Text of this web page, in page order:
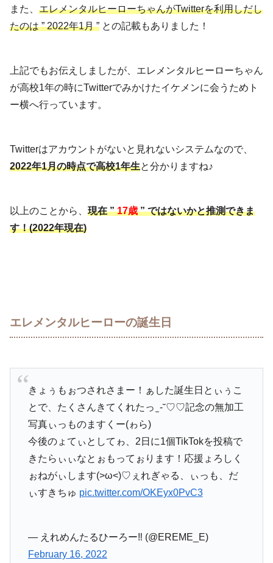
また、 エレメンタルヒーローちゃんがTwitterを利用しだし
たのは ” 2022年1月 ” との記載もありました！
上記でもお伝えしましたが、エレメンタルヒーローちゃん
が高校1年の時にTwitterでみかけたイケメンに会うためト
ー横へ行っています。
Twitterはアカウントがないと見れないシステムなので、
2022年1月の時点で高校1年生と分かりますね♪
以上のことから、 現在 ”17歳” ではないかと推測できま
す！(2022年現在)
エレメンタルヒーローの誕生日
きょぅもぉつされさまー！ぁした誕生日とぃぅこ
とで、たくさんきてくれたっ ̫ -˘♡♡記念の無加工
写真ぃっものますくー(ゎら)
今後のょてぃとしてゎ、2日に1個TikTokを投稿で
きたらぃぃなとぉもってぉります！応援ょろしく
ぉねがぃします(>ω<)♡ぇれぎゃる、ぃっも、だ
ぃすきちゅ pic.twitter.com/OKEyx0PvC3
— えれめんたるひーろー‼️ (@EREME_E)
February 16, 2022